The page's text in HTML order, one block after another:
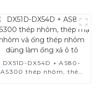
DX51D-DX54D + AS80-
AS300 thép nhôm, thép